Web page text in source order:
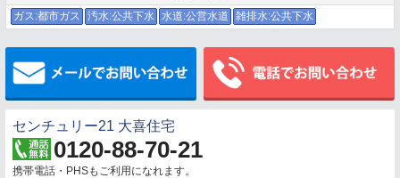
ガス:都市ガス 汚水:公共下水 水道:公営水道 雑排水:公共下水
メールでお問い合わせ
センチュリー21 大喜住宅
0120-88-70-21
携帯電話・PHSもご利用になれます。